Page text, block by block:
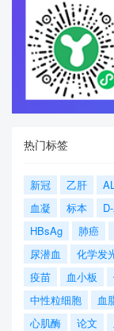
热门标签
新冠 乙肝
血凝
标本
HBsAg
肺癌
尿潜血
化学发
疫苗
血小板
中性粒细胞
血
心肌酶
论文